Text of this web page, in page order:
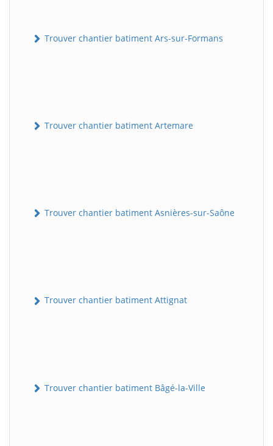
Trouver chantier batiment Ars-sur-Formans
Trouver chantier batiment Artemare
Trouver chantier batiment Asnières-sur-Saône
Trouver chantier batiment Attignat
Trouver chantier batiment Bâgé-la-Ville